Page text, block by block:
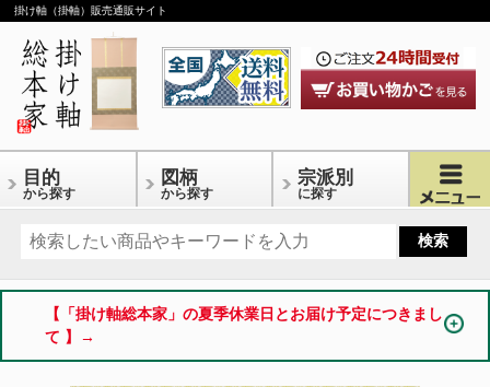
掛け軸（掛軸）販売通販サイト
目的
から探す
図柄
から探す
宗派別
に探す
【「掛け軸総本家」の夏季休業日とお届け予定につきまし
て 】→